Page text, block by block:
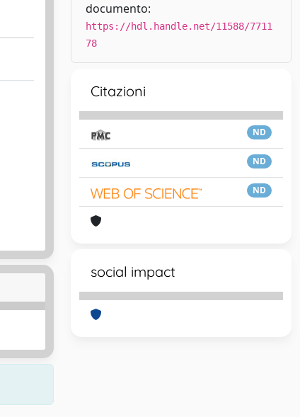
documento:
https://hdl.handle.net/11588/7711
78
Citazioni
ND
ND
ND
social impact